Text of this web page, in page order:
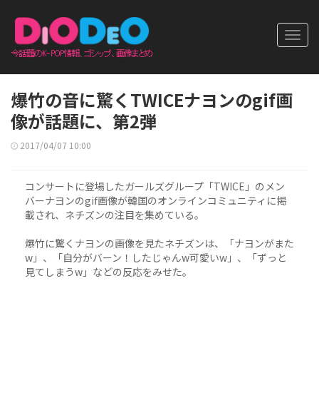
爆竹の音に驚くTWICEナヨンのgif画
像が話題に、第2弾
2017/04/07 10:00
コンサートに登場したガールズグループ「TWICE」のメン
バーナヨンのgif画像が韓国のオンラインコミュニティに掲
載され、ネチズンの注目を集めている。
爆竹に驚くナヨンの画像を見たネチズンは、「ナヨンがまた
w」、「自分がバーン！したじゃんw可愛いw」、「ずっと
見てしまうw」などの反応をみせた。